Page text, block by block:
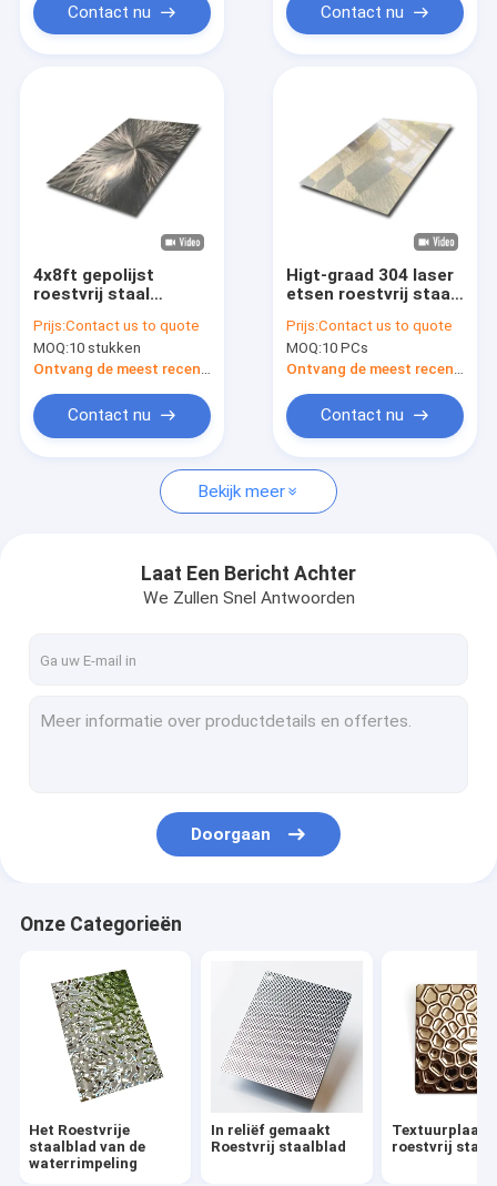
Producten
Videos
Over ons
Contacteer ons
nieuws
Vraag een offerte aan
Het Roestvrije staalblad van de waterrimpeling
Oude roestvrij staalplaat
Gehamerd Roestvrij staalblad
Gelamineerd Roestvrij staalblad
Poetspatroon roestvrij staalplaat
Anti-vingerafdruk roestvrij staalplaat
Contact nu Contact nu
4x8ft gepolijst
roestvrij staal
Spiegel Afwerking 3D
Art Decoration
Patroon Roestvrij
Prijs:Contact us to quote
MOQ:10 stukken
Ontvang de meest recente Prijs
Contact nu
Higt-graad 304 laser
etsen roestvrij staal
kleur met vierkant
patroon roestvrij
staal 3d textuur
Prijs:Contact us to quote
MOQ:10 PCs
Ontvang de meest recente Prijs
Contact nu
Bekijk meer
Laat Een Bericht Achter
We Zullen Snel Antwoorden
Doorgaan
Onze Categorieën
Het Roestvrije
staalblad van de
waterrimpeling
In reliëf gemaakt
Roestvrij staalblad
Textuurplaat
roestvrij staal